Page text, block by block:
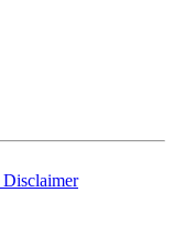
Disclaimer